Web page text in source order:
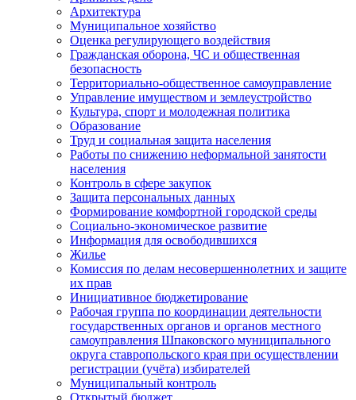
Архитектура
Муниципальное хозяйство
Оценка регулирующего воздействия
Гражданская оборона, ЧС и общественная
безопасность
Территориально-общественное самоуправление
Управление имуществом и землеустройство
Культура, спорт и молодежная политика
Образование
Труд и социальная защита населения
Работы по снижению неформальной занятости
населения
Контроль в сфере закупок
Защита персональных данных
Формирование комфортной городской среды
Социально-экономическое развитие
Информация для освободившихся
Жилье
Комиссия по делам несовершеннолетних и защите
их прав
Инициативное бюджетирование
Рабочая группа по координации деятельности
государственных органов и органов местного
самоуправления Шпаковского муниципального
округа ставропольского края при осуществлении
регистрации (учёта) избирателей
Муниципальный контроль